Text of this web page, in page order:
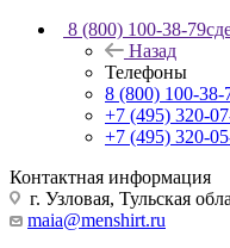
8 (800) 100-38-79
Назад
Телефоны
8 (800) 100-38-
+7 (495) 320-
+7 (495) 320-
Контактная информация
г. Узловая, Тульская
maia@menshirt.ru